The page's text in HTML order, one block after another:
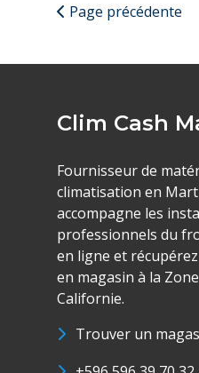
Page précédente
Clim Cash
Fournisseur de
climatisation en
accompagne les
professionnels du
en ligne et
en magasin à la
Californie.
Trouver un